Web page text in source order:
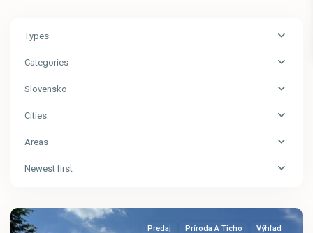
Types
Categories
Slovensko
Cities
Areas
Newest first
Predaj Príroda A Ticho Výhľad